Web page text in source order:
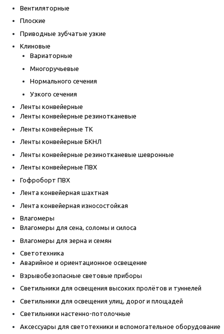
Вентиляторные
Плоские
Приводные зубчатые узкие
Клиновые
Вариаторные
Многоручьевые
Нормального сечения
Узкого сечения
Ленты конвейерные
Ленты конвейерные резинотканевые
Ленты конвейерные ТК
Ленты конвейерные БКНЛ
Ленты конвейерные резинотканевые шевронные
Ленты конвейерные ПВХ
Гофроборт ПВХ
Лента конвейерная шахтная
Лента конвейерная износостойкая
Влагомеры
Влагомеры для сена, соломы и силоса
Влагомеры для зерна и семян
Светотехника
Аварийное и ориентационное освещение
Взрывобезопасные световые приборы
Светильники для освещения высоких пролётов и туннелей
Светильники для освещения улиц, дорог и площадей
Светильники настенно-потолочные
Аксессуары для светотехники и вспомогательное оборудование